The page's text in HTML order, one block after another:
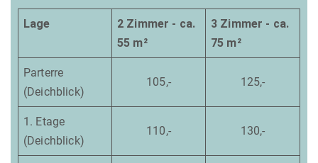
Lage
2 Zimmer - ca.
55 m²
3 Zimmer - ca.
75 m²
Parterre
(Deichblick)
105,- 125,-
1. Etage
(Deichblick)
110,- 130,-